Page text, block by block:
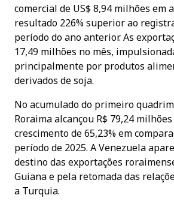
comercial de US$ 8,94 milhões em
resultado 226% superior ao
período do ano anterior. As
17,49 milhões no mês,
principalmente por produtos
derivados de soja.
No acumulado do primeiro
Roraima alcançou R$ 79,24
crescimento de 65,23% em
período de 2025. A Venezuela
destino das exportações
Guiana e pela retomada das
a Turquia.